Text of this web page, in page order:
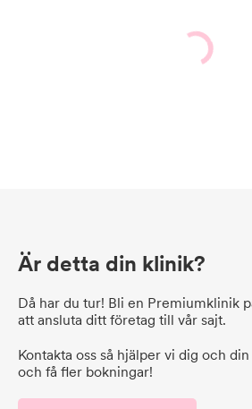
Är detta din klinik?
Då har du tur! Bli en Premiumklinik
att ansluta ditt företag till vår sajt.
Kontakta oss så hjälper vi dig och
och få fler bokningar!